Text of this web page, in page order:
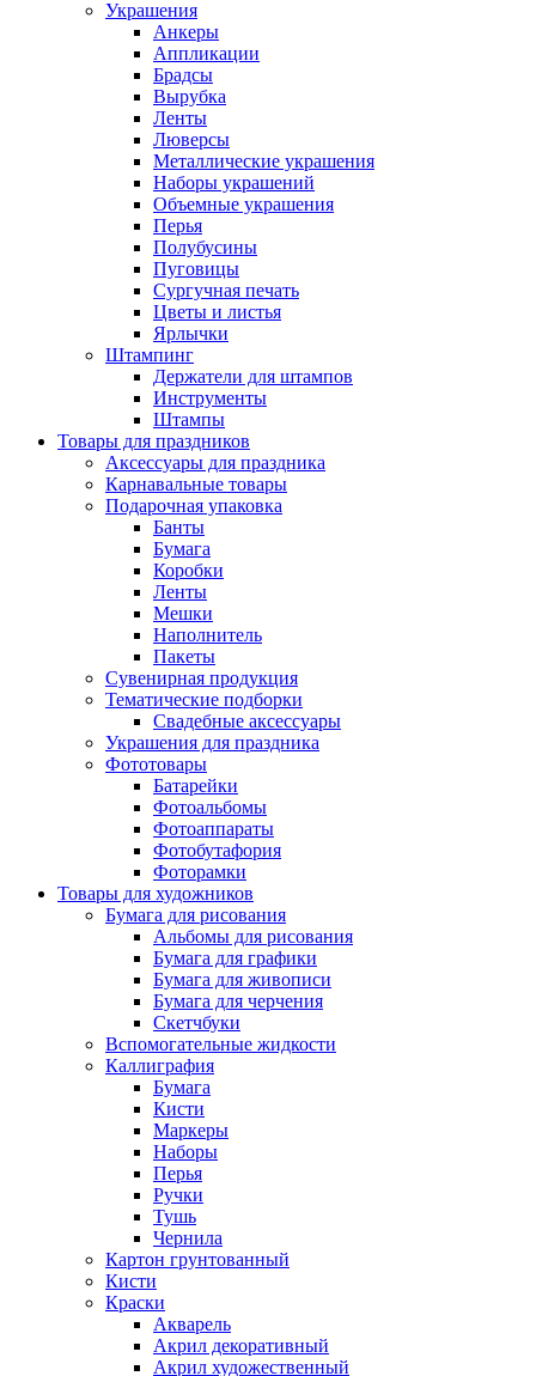
Украшения
Анкеры
Аппликации
Брадсы
Вырубка
Ленты
Люверсы
Металлические украшения
Наборы украшений
Объемные украшения
Перья
Полубусины
Пуговицы
Сургучная печать
Цветы и листья
Ярлычки
Штампинг
Держатели для штампов
Инструменты
Штампы
Товары для праздников
Аксессуары для праздника
Карнавальные товары
Подарочная упаковка
Банты
Бумага
Коробки
Ленты
Мешки
Наполнитель
Пакеты
Сувенирная продукция
Тематические подборки
Свадебные аксессуары
Украшения для праздника
Фототовары
Батарейки
Фотоальбомы
Фотоаппараты
Фотобутафория
Фоторамки
Товары для художников
Бумага для рисования
Альбомы для рисования
Бумага для графики
Бумага для живописи
Бумага для черчения
Скетчбуки
Вспомогательные жидкости
Каллиграфия
Бумага
Кисти
Маркеры
Наборы
Перья
Ручки
Тушь
Чернила
Картон грунтованный
Кисти
Краски
Акварель
Акрил декоративный
Акрил художественный